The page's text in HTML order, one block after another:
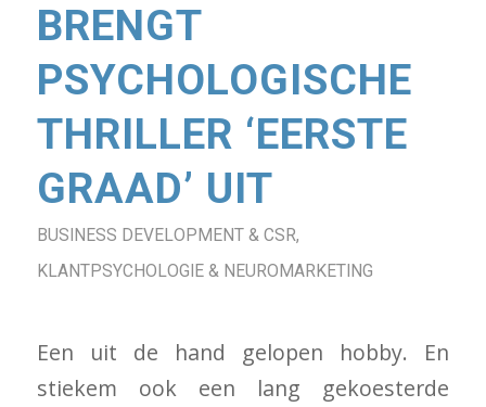
BRENGT
PSYCHOLOGISCHE
THRILLER ‘EERSTE
GRAAD’ UIT
BUSINESS DEVELOPMENT & CSR,
KLANTPSYCHOLOGIE & NEUROMARKETING
Een uit de hand gelopen hobby. En
stiekem ook een lang gekoesterde